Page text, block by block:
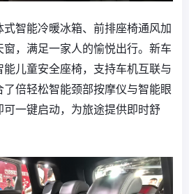
智能冷暖冰箱、前排座椅通风加
，满足一家人的愉悦出行。新车
儿童安全座椅，支持车机互联与
倍轻松智能颈部按摩仪与智能眼
一键启动，为旅途提供即时舒